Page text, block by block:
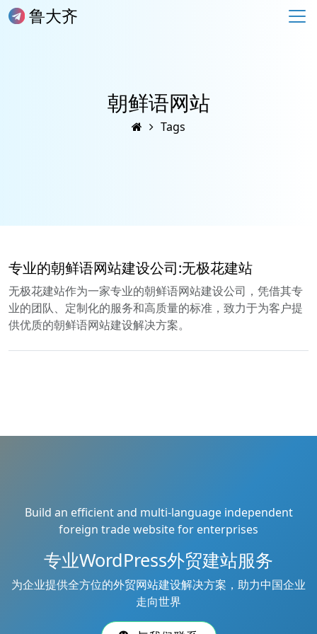
鲁大齐
朝鲜语网站
Tags
专业的朝鲜语网站建设公司:无极花建站
无极花建站作为一家专业的朝鲜语网站建设公司，凭借其专
业的团队、定制化的服务和高质量的标准，致力于为客户提
供优质的朝鲜语网站建设解决方案。
Build an efficient and multi-language independent
foreign trade website for enterprises
专业WordPress外贸建站服务
为企业提供全方位的外贸网站建设解决方案，助力中国企业
走向世界